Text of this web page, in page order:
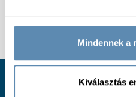
Mindennek a
Kiválasztás
Ügyfélszolgálat